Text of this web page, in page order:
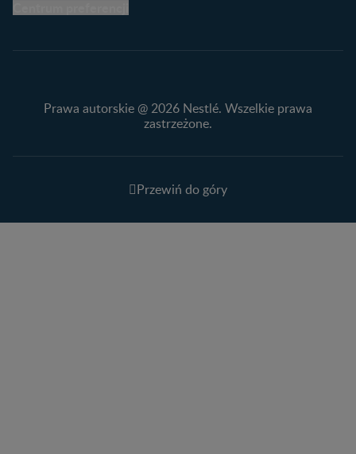
Prawa autorskie @ 2026 Nestlé. Wszelkie prawa
zastrzeżone.
Przewiń do góry